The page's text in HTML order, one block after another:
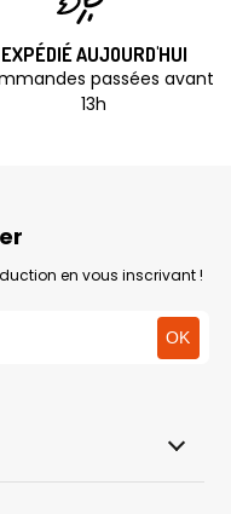
EXPÉDIÉ AUJOURD'HUI
passées avant
13h
en vous inscrivant !